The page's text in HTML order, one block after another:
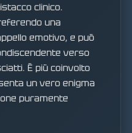
clinico.
una
emotivo, e può
verso
È più coinvolto
un vero enigma
puramente